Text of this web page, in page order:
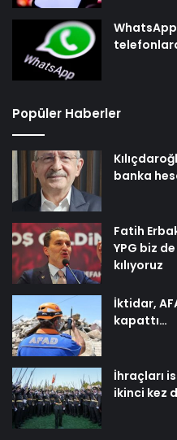
Popüler Haberler
banka
Fatih
YPG biz
kılıyoruz
İktidar,
kapattı…
İhraçları
ikinci kez